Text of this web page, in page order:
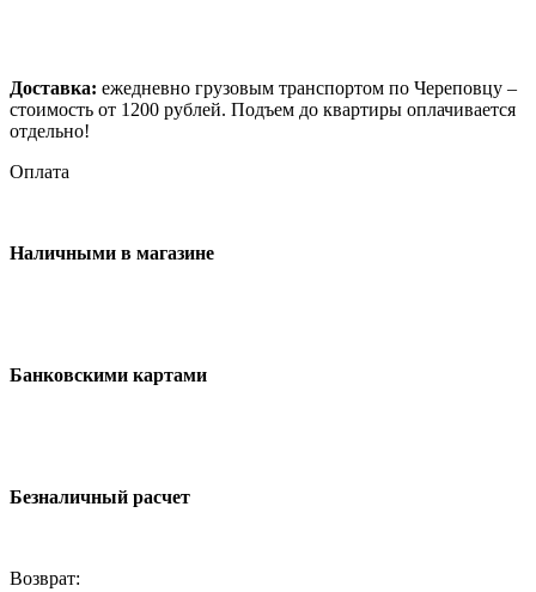
Доставка: ежедневно грузовым транспортом по Череповцу –
стоимость от 1200 рублей. Подъем до квартиры оплачивается
отдельно!
Оплата
Наличными в магазине
Банковскими картами
Безналичный расчет
Возврат: